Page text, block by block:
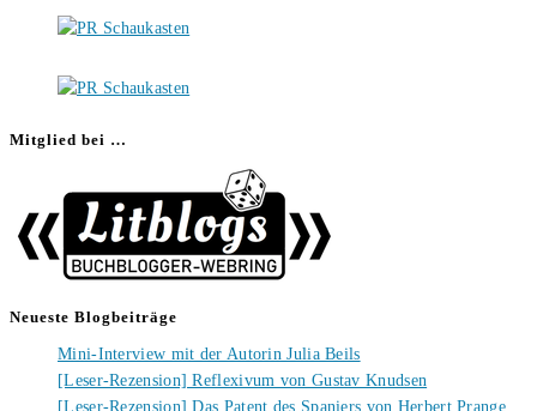
Mitglied bei …
Neueste Blogbeiträge
Mini-Interview mit der Autorin Julia Beils
[Leser-Rezension] Reflexivum von Gustav Knudsen
[Leser-Rezension] Das Patent des Spaniers von Herbert Prange